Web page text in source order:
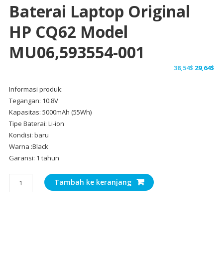
Baterai Laptop Original
HP CQ62 Model
MU06,593554-001
38,54$ Harga
29,64$
Informasi produk:
Tegangan: 10.8V
Kapasitas: 5000mAh (55Wh)
Tipe Baterai: Li-ion
Kondisi: baru
Warna :Black
Garansi: 1 tahun
Kuantitas
Baterai
Tambah ke keranjang